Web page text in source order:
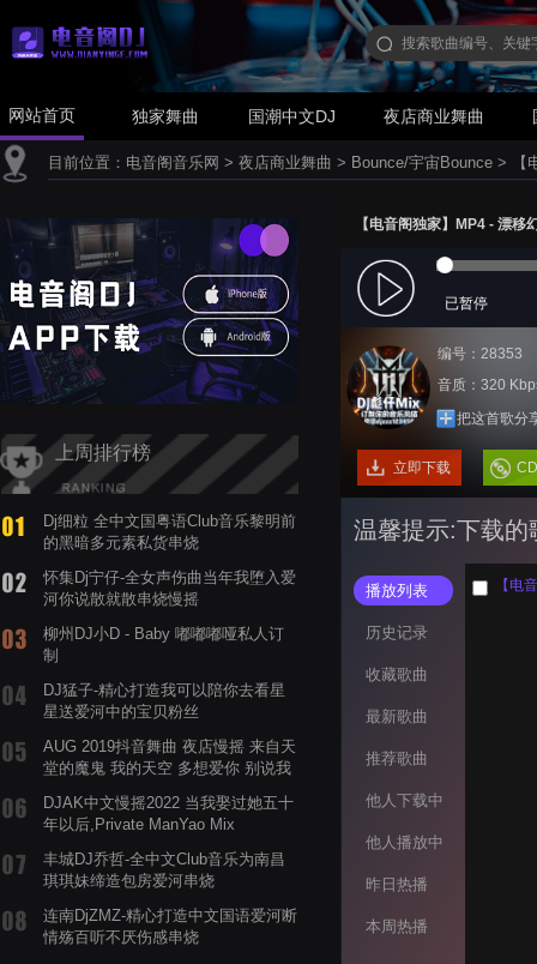
网站首页 独家舞曲 国潮中文DJ 夜店商业舞曲
目前位置： 电音阁音乐网 > 夜店商业舞曲 > Bounce/宇宙Bounce >
上周排行榜
Dj细粒 全中文国粤语Club音乐黎明前
的黑暗多元素私货串烧
怀集Dj宁仔-全女声伤曲当年我堕入爱
河你说散就散串烧慢摇
柳州DJ小D - Baby 嘟嘟嘟哑私人订
制
DJ猛子-精心打造我可以陪你去看星
星送爱河中的宝贝粉丝
AUG 2019抖音舞曲 夜店慢摇 来自天
堂的魔鬼 我的天空 多想爱你 别说我
DJAK中文慢摇2022 当我娶过她五十
年以后,Private ManYao Mix
丰城DJ乔哲-全中文Club音乐为南昌
琪琪妹缔造包房爱河串烧
连南DjZMZ-精心打造中文国语爱河断
情殇百听不厌伤感串烧
【电音阁独家】MP4 - 漂
已暂停
编号：28353
音质：320
把这首歌分
立即下载
温馨提示:下载的
播放列表
历史记录
收藏歌曲
最新歌曲
推荐歌曲
他人下载中
他人播放中
昨日热播
本周热播
【电